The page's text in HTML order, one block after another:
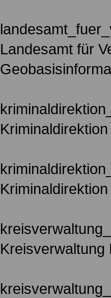
Landesamt für
Kreisverwaltung